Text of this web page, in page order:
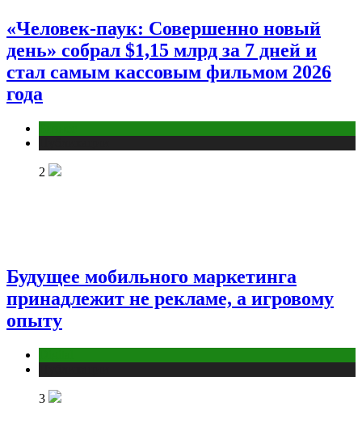
«Человек-паук: Совершенно новый
день» собрал $1,15 млрд за 7 дней и
стал самым кассовым фильмом 2026
года
2
Будущее мобильного маркетинга
принадлежит не рекламе, а игровому
опыту
3